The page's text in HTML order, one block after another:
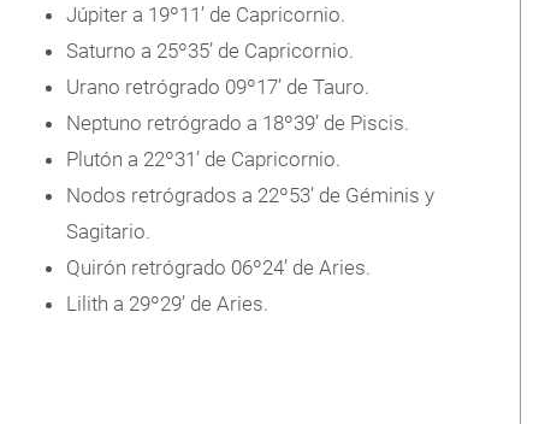
Júpiter a 19º11’ de Capricornio.
Saturno a 25º35’ de Capricornio.
Urano retrógrado 09º17’ de Tauro.
Neptuno retrógrado a 18º39’ de Piscis.
Plutón a 22º31’ de Capricornio.
Nodos retrógrados a 22º53’ de Géminis y
Sagitario.
Quirón retrógrado 06º24’ de Aries.
Lilith a 29º29’ de Aries.